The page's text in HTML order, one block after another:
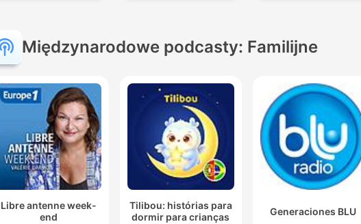
Międzynarodowe podcasty: Familijne
Libre antenne week-
end
Tilibou: histórias para
dormir para crianças
Generaciones BLU